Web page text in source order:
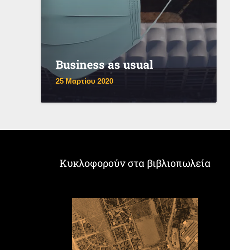
Business as usual
25 Μαρτίου 2020
Κυκλοφορούν στα βιβλιοπωλεία